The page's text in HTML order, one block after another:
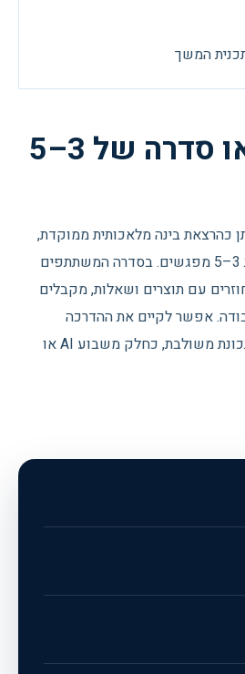
המשך
הרצאת AI או סדרה של 3–5
כהרצאת בינה מלאכותית ממוקדת,
כסדנה מעשית או כסדרת 3–5 מפגשים. בסדרה המשתתפים
עם תוצרים ושאלות, מקבלים
אפשר לקיים את ההדרכה
פרונטלית, אונליין או במתכונת משולבת, כחלק משבוע AI או